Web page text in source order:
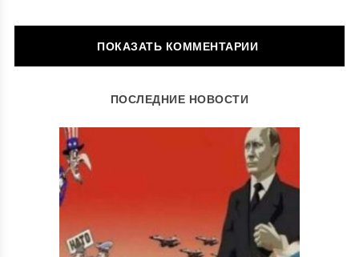
ОСТАВИТЬ КОММЕНТАРИЙ
Ваш адрес email не будет опубликован. Обязательные поля
Комментарий*
ПОСЛЕДНИЕ НОВОСТИ